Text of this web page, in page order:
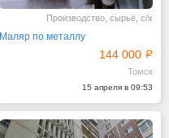
Производство, сырьё, с/х
Маляр по металлу
144 000
Томск
15 апреля в 09:53